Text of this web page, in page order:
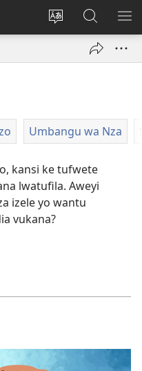
Soba
nding'a
Kota
(opens
Vavulula
muna
JW.ORG
Umbangu wa Nza
kansi ke tufwete
lwatufila. Aweyi
izele yo wantu
vukana?